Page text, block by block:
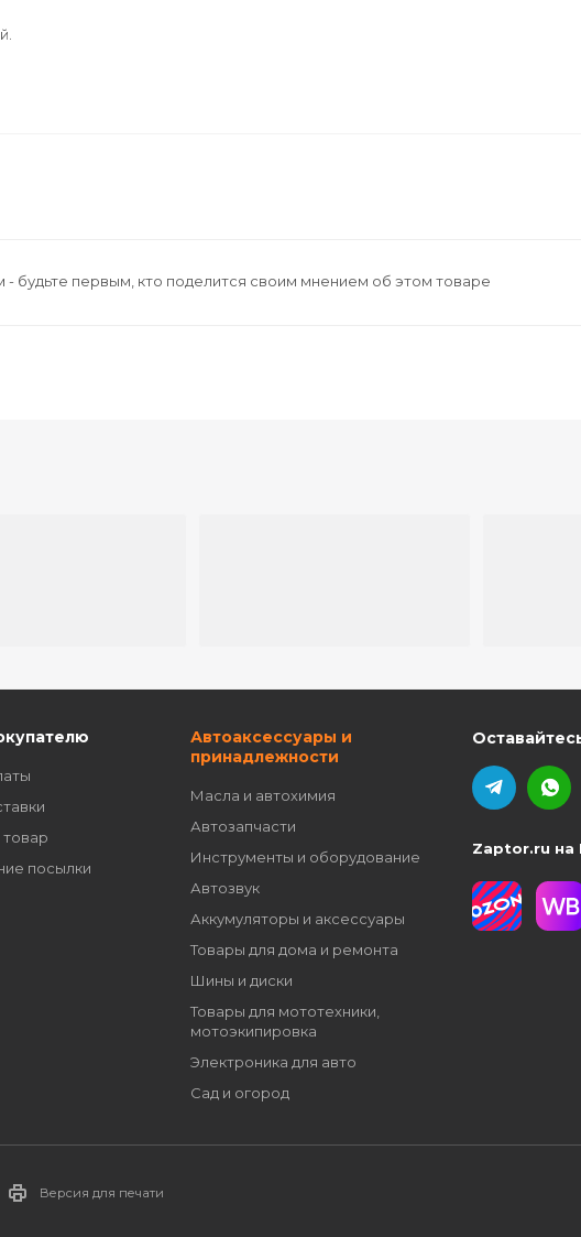
будьте первым, кто поделится своим мнением об этом товаре
товар
посылки
Автоаксессуары и
принадлежности
Масла и автохимия
Автозапчасти
Инструменты и оборудование
Автозвук
Аккумуляторы и аксессуары
Товары для дома и ремонта
Шины и диски
Товары для мототехники,
мотоэкипировка
Электроника для авто
Сад и огород
Zaptor.ru на
Версия для печати